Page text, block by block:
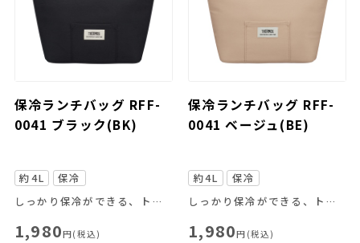
保冷ランチバッグ RFF-
0041 ブラック(BK)
約4L
保冷
しっかり保冷ができる、トートバッグタイプのランチバッグ
1,980円(税込)
保冷ランチバッグ RFF-
0041 ベージュ(BE)
約4L
保冷
しっかり保冷ができる、トートバッグタイプのランチバッグ
1,980円(税込)